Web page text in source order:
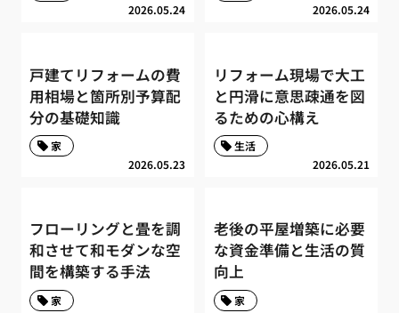
2026.05.24 2026.05.24
戸建てリフォームの費
用相場と箇所別予算配
分の基礎知識
2026.05.23
家
リフォーム現場で大工
と円滑に意思疎通を図
るための心構え
2026.05.21
生活
フローリングと畳を調
和させて和モダンな空
間を構築する手法
家
老後の平屋増築に必要
な資金準備と生活の質
向上
家